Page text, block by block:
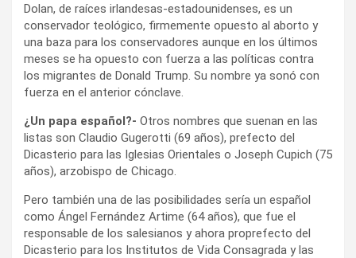
Dolan, de raíces irlandesas-estadounidenses, es un
conservador teológico, firmemente opuesto al aborto y
una baza para los conservadores aunque en los últimos
meses se ha opuesto con fuerza a las políticas contra
los migrantes de Donald Trump. Su nombre ya sonó con
fuerza en el anterior cónclave.
¿Un papa español?- Otros nombres que suenan en las
listas son Claudio Gugerotti (69 años), prefecto del
Dicasterio para las Iglesias Orientales o Joseph Cupich (75
años), arzobispo de Chicago.
Pero también una de las posibilidades sería un español
como Ángel Fernández Artime (64 años), que fue el
responsable de los salesianos y ahora proprefecto del
Dicasterio para los Institutos de Vida Consagrada y las